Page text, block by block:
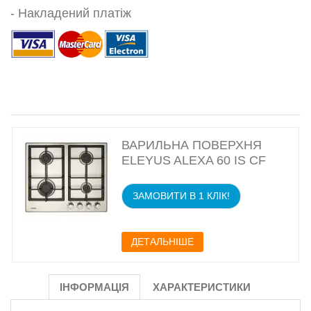
- Накладений платіж
ВАРИЛЬНА ПОВЕРХНЯ
ELEYUS ALEXA 60 IS CF
ЗАМОВИТИ В 1 КЛІК!
ДЕТАЛЬНІШЕ
ІНФОРМАЦІЯ ХАРАКТЕРИСТИКИ